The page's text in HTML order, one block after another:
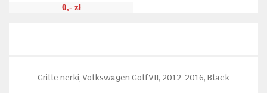
0,- zł
Grille nerki, Volkswagen Golf VII, 2012-2016, Black